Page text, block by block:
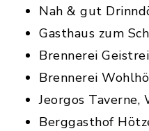
Nah & gut
Gasthaus zum
Brennerei
Brennerei
Jeorgos Taverne,
Berggasthof